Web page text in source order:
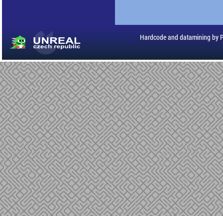
Hardcode and datamining by